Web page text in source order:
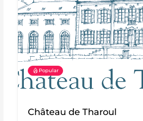
Popular
Château de Tharoul